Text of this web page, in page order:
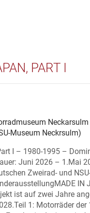
PART I
Museum Neckrsulm)
I – 1980-1995 –
Juni 2026 – 1.Mai
Zweirad- und
IN
ist auf zwei Jahre
1: Motorräder der